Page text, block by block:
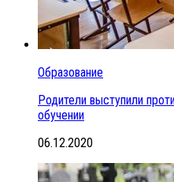
Образование
Родители выступили
обучении
06.12.2020